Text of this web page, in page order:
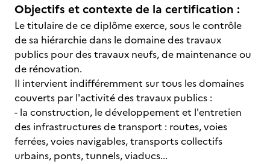
Objectifs et contexte de la certification :
Le titulaire de ce diplôme exerce, sous le contrôle
de sa hiérarchie dans le domaine des travaux
publics pour des travaux neufs, de maintenance ou
de rénovation.
Il intervient indifféremment sur tous les domaines
couverts par l'activité des travaux publics :
- la construction, le développement et l'entretien
des infrastructures de transport : routes, voies
ferrées, voies navigables, transports collectifs
urbains, ponts, tunnels, viaducs...